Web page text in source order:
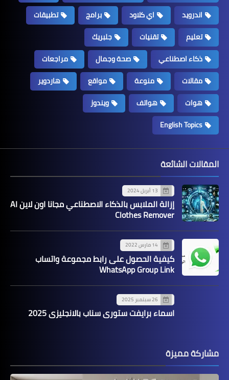
اندرويد
اي كلاود برامج
تطبيقات
تعليم
تقنيات
جلبريك
ذكاء اصطناعي
صحة وجمال
مراجعات
مقالات
منوعة مواقع
هاردوير
هوات
هواتف
ويندوز
English Topics
المقالات الشائعة
13 أبريل 2024
إزالة الملابس بالذكاء الاصطناعي مجانا اون لاين AI
Clothes Remover
14 مارس 2022
كيفية الحصول على رابط مجموعة واتساب
WhatsApp Group Link
26 سبتمبر 2025
اسماء برايفت ستوري سناب بالانجليزي 2025
مشاركة مميزة